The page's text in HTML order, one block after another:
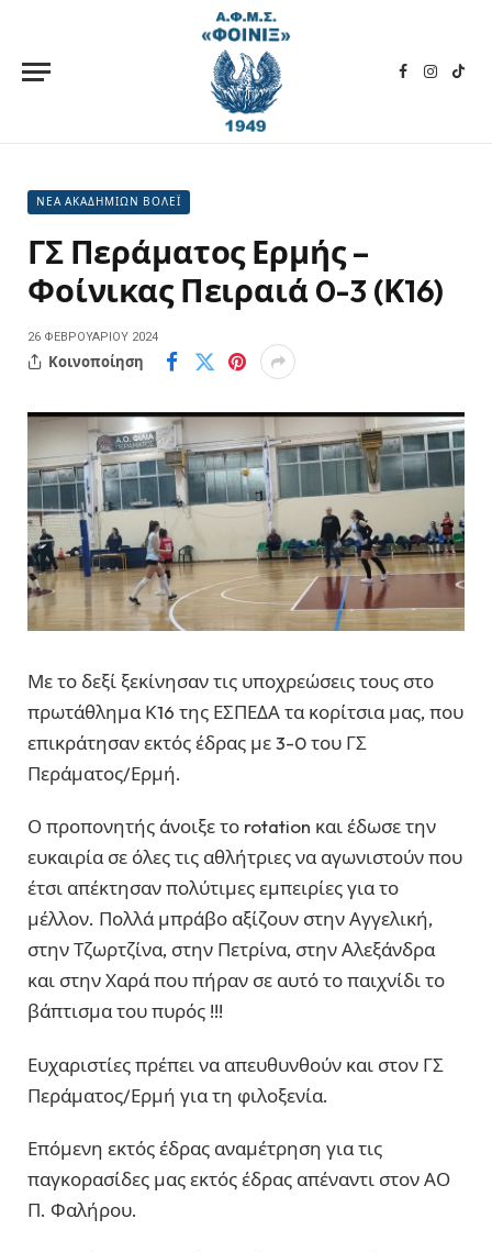
Facebook
ΝΕΑ ΑΚΑΔΗΜΙΩΝ ΒΟΛΕΪ
ΓΣ Περάματος Ερμής –
Φοίνικας Πειραιά 0-3 (Κ16)
26 ΦΕΒΡΟΥΑΡΊΟΥ 2024
Κοινοποίηση
Με το δεξί ξεκίνησαν τις υποχρεώσεις τους στο
πρωτάθλημα Κ16 της ΕΣΠΕΔΑ τα κορίτσια μας, που
επικράτησαν εκτός έδρας με 3-0 του ΓΣ
Περάματος/Ερμή.
Ο προπονητής άνοιξε το rotation και έδωσε την
ευκαιρία σε όλες τις αθλήτριες να αγωνιστούν που
έτσι απέκτησαν πολύτιμες εμπειρίες για το
μέλλον. Πολλά μπράβο αξίζουν στην Αγγελική,
στην Τζωρτζίνα, στην Πετρίνα, στην Αλεξάνδρα
και στην Χαρά που πήραν σε αυτό το παιχνίδι το
βάπτισμα του πυρός !!!
Ευχαριστίες πρέπει να απευθυνθούν και στον ΓΣ
Περάματος/Ερμή για τη φιλοξενία.
Επόμενη εκτός έδρας αναμέτρηση για τις
παγκορασίδες μας εκτός έδρας απέναντι στον ΑΟ
Π. Φαλήρου.